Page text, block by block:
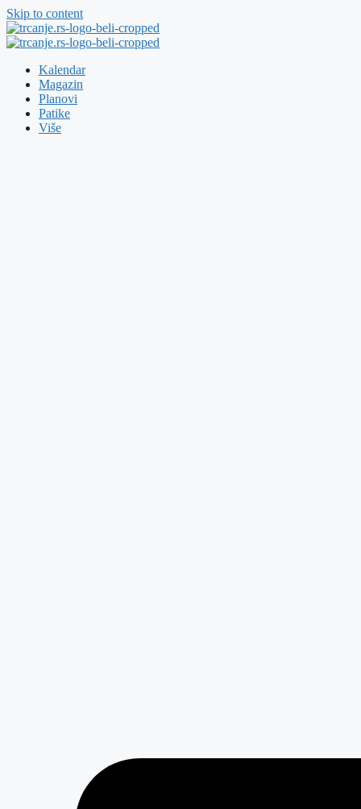
Skip to content
Kalendar
Magazin
Planovi
Patike
Više